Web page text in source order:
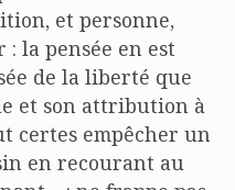
et personne,
la pensée en est
de la liberté que
et son attribution à
certes empêcher un
en recourant au